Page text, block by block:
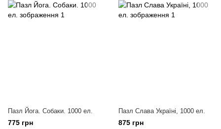
Пазл Йога. Собаки. 1000 ел.
775 грн
Пазл Слава Україні, 1000 ел.
875 грн